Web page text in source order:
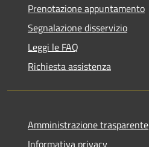
Prenotazione appuntamento
Segnalazione disservizio
Leggi le FAQ
Richiesta assistenza
Amministrazione trasparente
Informativa privacy